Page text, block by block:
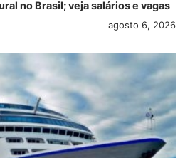
no Brasil; veja salários e vagas
agosto 6, 2026